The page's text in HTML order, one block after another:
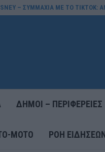
– ΣΥΜΜΑΧΙΑ ΜΕ ΤΟ TIKTOK:
ΔΗΜΟΙ – ΠΕΡΙΦΕΡΕΙΕΣ
MOTO ΡΟΉ